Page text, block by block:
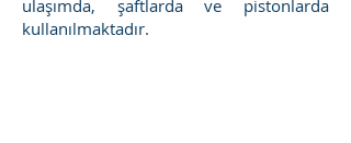
ulaşımda, şaftlarda ve pistonlarda
kullanılmaktadır.